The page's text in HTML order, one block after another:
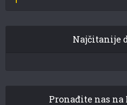
Najčitanije
Pronađite nas na